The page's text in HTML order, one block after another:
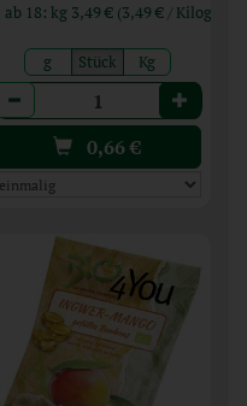
ab 18: kg 3,49 € (3,49 € /
g Stück Kg
0,66€